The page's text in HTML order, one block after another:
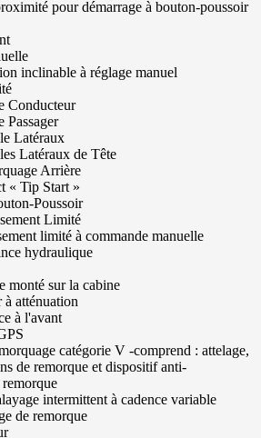
pour démarrage à bouton-poussoir
inclinable à réglage manuel
Conducteur
Passager
Latéraux
Latéraux de Tête
Arrière
« Tip Start »
Poussoir
Limité
limité à commande manuelle
hydraulique
monté sur la cabine
atténuation
à l'avant
catégorie V -comprend : attelage,
de remorque et dispositif anti-
intermittent à cadence variable
de remorque